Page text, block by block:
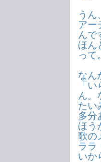
うん
アー
んで
ほん
って。
なん
「
ん。
たい
多分
ほう
歌の
ララ
いか